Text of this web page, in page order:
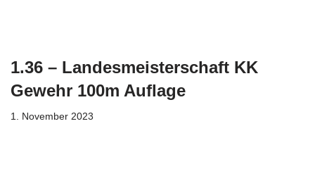
1.36 – Landesmeisterschaft KK
Gewehr 100m Auflage
1. November 2023